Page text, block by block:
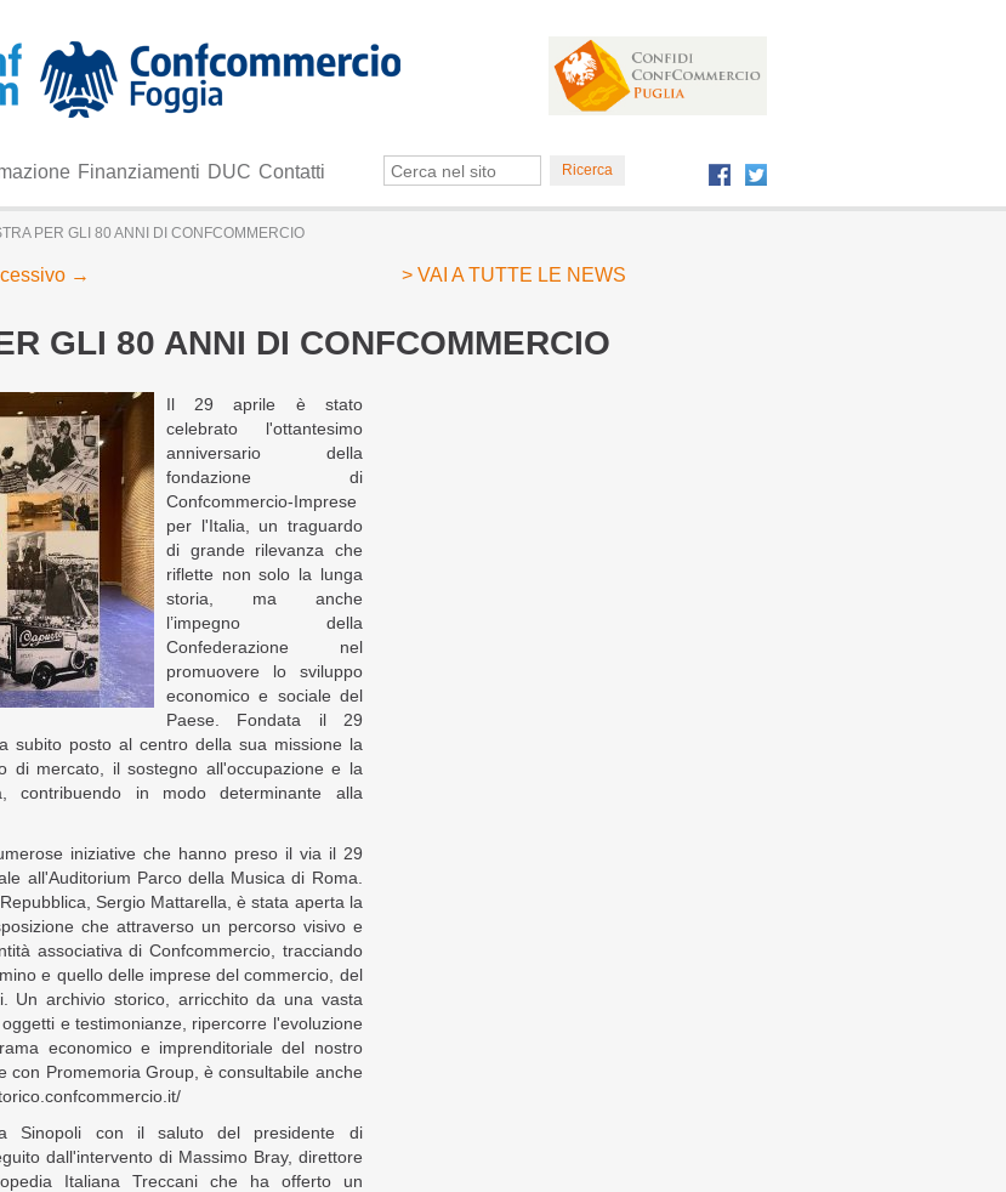
Finanziamenti DUC Contatti
PER GLI 80 ANNI DI CONFCOMMERCIO
→
GLI 80 ANNI DI CONFCOMMERCIO
> VAI A TUTTE LE NEWS
Il 29 aprile è stato
celebrato l'ottantesimo
anniversario della
fondazione di
Confcommercio-Imprese
per l'Italia, un traguardo
di grande rilevanza che
riflette non solo la lunga
storia, ma anche
l’impegno della
Confederazione nel
promuovere lo sviluppo
economico e sociale del
Paese. Fondata il 29
subito posto al centro della sua missione la
di mercato, il sostegno all'occupazione e la
contribuendo in modo determinante alla
iniziative che hanno preso il via il 29
all'Auditorium Parco della Musica di Roma.
Sergio Mattarella, è stata aperta la
che attraverso un percorso visivo e
associativa di Confcommercio, tracciando
e quello delle imprese del commercio, del
Un archivio storico, arricchito da una vasta
e testimonianze, ripercorre l'evoluzione
economico e imprenditoriale del nostro
con Promemoria Group, è consultabile anche
Sinopoli con il saluto del presidente di
dall'intervento di Massimo Bray, direttore
Italiana Treccani che ha offerto un